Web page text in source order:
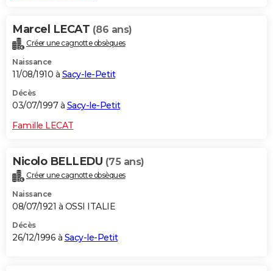
Marcel LECAT (86 ans)
Créer une cagnotte obsèques
Naissance
11/08/1910 à Sacy-le-Petit
Décès
03/07/1997 à Sacy-le-Petit
Famille LECAT
Nicolo BELLEDU (75 ans)
Créer une cagnotte obsèques
Naissance
08/07/1921 à OSSI ITALIE
Décès
26/12/1996 à Sacy-le-Petit